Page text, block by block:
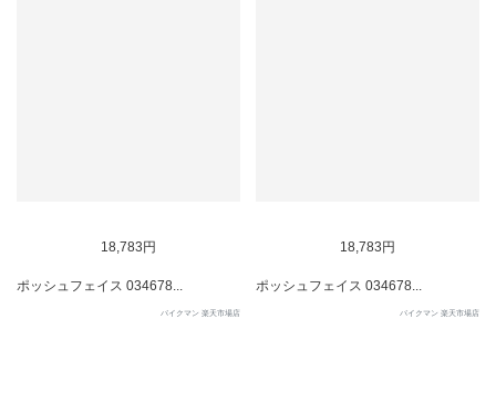
18,783円
ポッシュフェイス 034678...
バイクマン 楽天市場店
18,783円
ポッシュフェイス 034678...
バイクマン 楽天市場店